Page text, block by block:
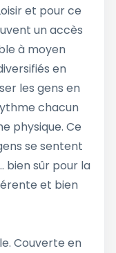
et pour ce
un accès
à moyen
en
les gens en
chacun
physique. Ce
se sentent
bien sûr pour la
et bien
Couverte en